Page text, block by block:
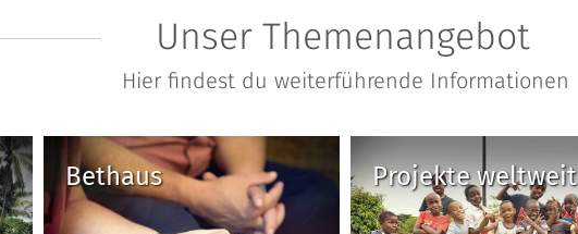
Unser Themenangebot
Hier findest du weiterführende Informationen
Bethaus Projekte weltweit